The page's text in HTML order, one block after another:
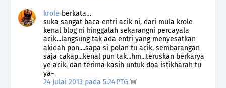
krole berkata…
suka sangat baca entri acik ni, dari mula krole
kenal blog ni hinggalah sekarangni percayala
acik...langsung tak ada entri yang menyesatkan
akidah pon....sapa si polan tu acik, sembarangan
saja cakap...kenal pun tak...hm...teruskan berkarya
ye acik, dan terima kasih untuk doa istikharah tu
ya~
24 Julai 2013 pada 5:24 PTG